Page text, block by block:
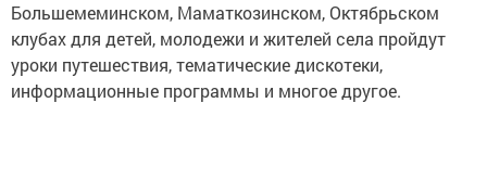
Большемеминском, Маматкозинском, Октябрьском
клубах для детей, молодежи и жителей села пройдут
уроки путешествия, тематические дискотеки,
информационные программы и многое другое.